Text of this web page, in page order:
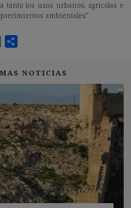
tanto los usos urbanos, agrícolas e
ambientales”.
NOTICIAS